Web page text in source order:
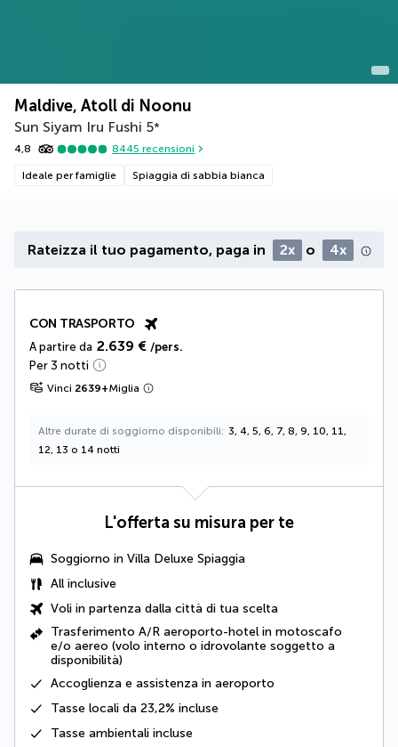
Maldive, Atoll di Noonu
Sun Siyam Iru Fushi 5*
4,8 8445 recensioni
Ideale per famiglie Spiaggia di sabbia bianca
Rateizza il tuo pagamento, paga in 2x o 4x
CON TRASPORTO
A partire da 2.639 € /pers.
Per 3 notti
Vinci 2639+Miglia
Altre durate di soggiorno disponibili
3, 4, 5, 6, 7, 8, 9, 10, 11,
12, 13 o 14 notti
L'offerta su misura per te
Soggiorno in Villa Deluxe Spiaggia
All inclusive
Voli in partenza dalla città di tua scelta
Trasferimento A/R aeroporto-hotel in motoscafo
e/o aereo (volo interno o idrovolante soggetto a
disponibilità)
Accoglienza e assistenza in aeroporto
Tasse locali da 23,2% incluse
Tasse ambientali incluse